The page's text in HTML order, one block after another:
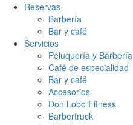
Reservas
Barbería
Bar y café
Servicios
Peluquería y Barbería
Café de especialidad
Bar y café
Accesorios
Don Lobo Fitness
Barbertruck